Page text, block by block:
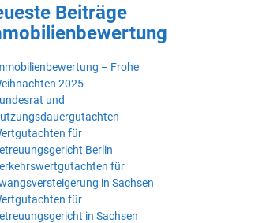
Beiträge
– Frohe
2025
und
für
Berlin
für
in Sachsen
für
in Sachsen